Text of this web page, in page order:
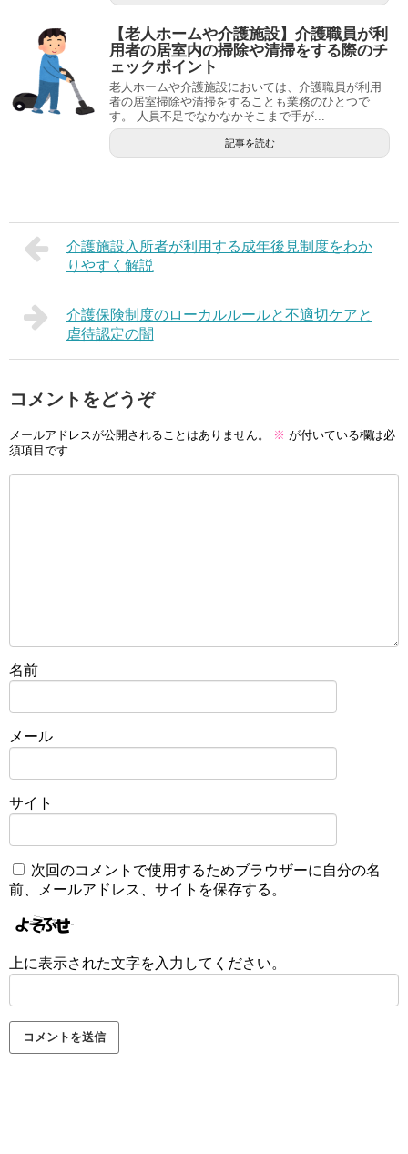
【老人ホームや介護施設】介護職員が利
用者の居室内の掃除や清掃をする際のチ
ェックポイント
老人ホームや介護施設においては、介護職員が利用
者の居室掃除や清掃をすることも業務のひとつで
す。 人員不足でなかなかそこまで手が...
記事を読む
介護施設入所者が利用する成年後見制度をわか
りやすく解説
介護保険制度のローカルルールと不適切ケアと
虐待認定の闇
コメントをどうぞ
メールアドレスが公開されることはありません。 ※ が付いている欄は必
須項目です
名前
メール
サイト
次回のコメントで使用するためブラウザーに自分の名
前、メールアドレス、サイトを保存する。
上に表示された文字を入力してください。